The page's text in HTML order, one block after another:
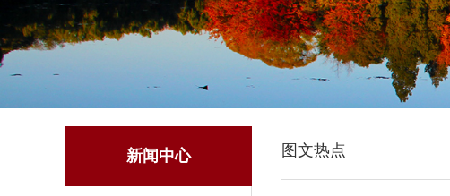
新闻中心 图文热点